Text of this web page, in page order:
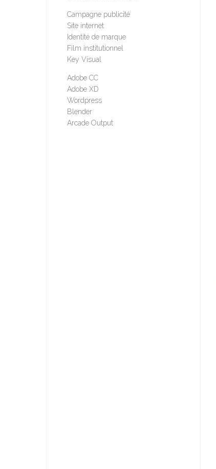
Campagne publicité
Site internet
Identité de marque
Film institutionnel
Key Visual
Adobe CC
Adobe XD
Wordpress
Blender
Arcade Output